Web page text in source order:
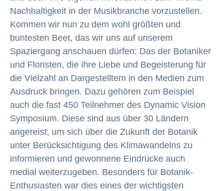
Nachhaltigkeit in der Musikbranche vorzustellen.
Kommen wir nun zu dem wohl größten und
buntesten Beet, das wir uns auf unserem
Spaziergang anschauen dürfen: Das der Botaniker
und Floristen, die ihre Liebe und Begeisterung für
die Vielzahl an Dargestelltem in den Medien zum
Ausdruck bringen. Dazu gehören zum Beispiel
auch die fast 450 Teilnehmer des Dynamic Vision
Symposium. Diese sind aus über 30 Ländern
angereist, um sich über die Zukunft der Botanik
unter Berücksichtigung des Klimawandelns zu
informieren und gewonnene Eindrücke auch
medial weiterzugeben. Besonders für Botanik-
Enthusiasten war dies eines der wichtigsten